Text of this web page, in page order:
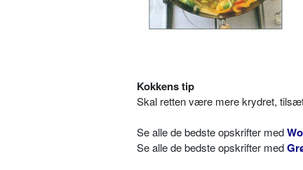
Kokkens tip
Skal retten være mere krydret,
Se alle de bedste opskrifter med
Se alle de bedste opskrifter med